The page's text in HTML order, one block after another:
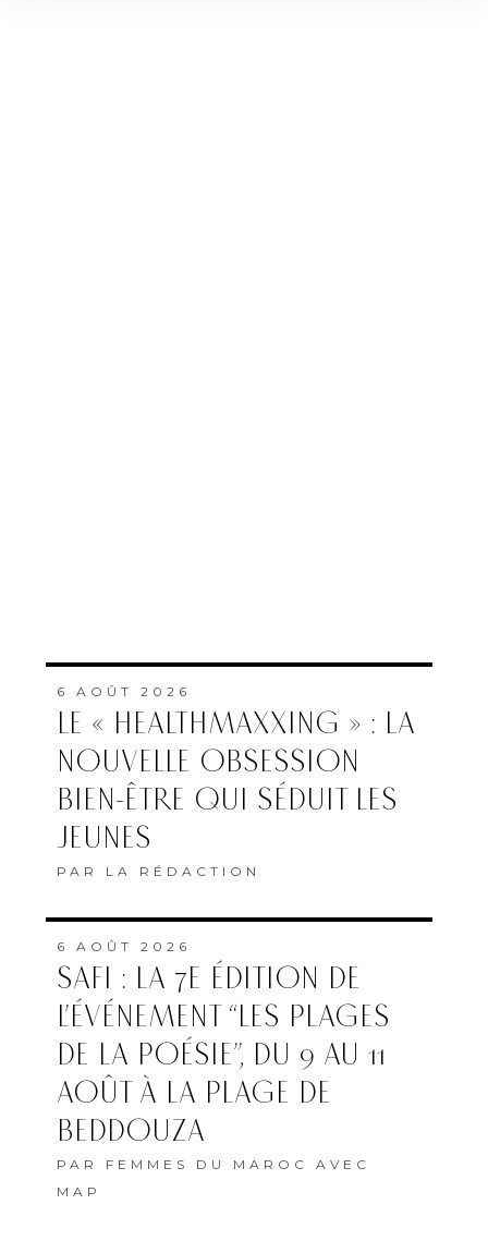
6 AOÛT 2026
LE « HEALTHMAXXING » : LA
NOUVELLE OBSESSION
BIEN-ÊTRE QUI SÉDUIT LES
JEUNES
PAR LA RÉDACTION
6 AOÛT 2026
SAFI : LA 7E ÉDITION DE
L’ÉVÉNEMENT “LES PLAGES
DE LA POÉSIE”, DU 9 AU 11
AOÛT À LA PLAGE DE
BEDDOUZA
PAR FEMMES DU MAROC AVEC
MAP